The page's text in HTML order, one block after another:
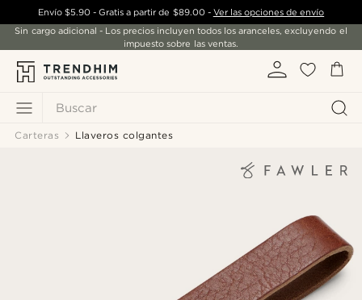
Buscar
Envío $5.90- Gratis a partir de $89.00- Ver las opciones de envío
Sin cargo adicional - Los precios incluyen todos los aranceles, excluyendo el
impuesto sobre las ventas.
Carteras Llaveros colgantes